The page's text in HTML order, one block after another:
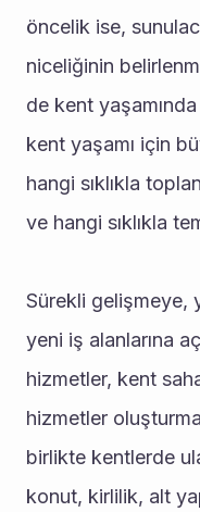
öncelik ise,
niceliğinin
de kent
kent yaşamı için
hangi sıklıkla
ve hangi sıklıkla
Sürekli gelişmeye,
yeni iş alanlarına
hizmetler, kent
hizmetler
birlikte kentlerde
konut, kirlilik, alt